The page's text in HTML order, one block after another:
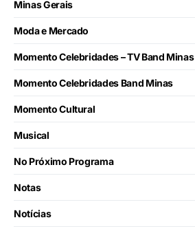
Minas Gerais
Moda e Mercado
Momento Celebridades – TV Band Minas
Momento Celebridades Band Minas
Momento Cultural
Musical
No Próximo Programa
Notas
Notícias